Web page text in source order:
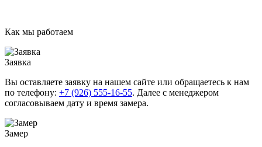
Как мы работаем
Заявка
Вы оставляете заявку на нашем сайте или обращаетесь к нам
по телефону: +7 (926) 555-16-55. Далее с менеджером
согласовываем дату и время замера.
Замер